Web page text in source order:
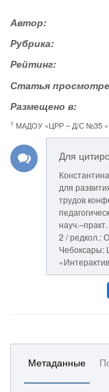
Автор:
Рубрика:
Рейтинг:
Статья
Размещено в:
1 МАДОУ «ЦРР – Д/С №35
Для
для
трудов
2 / редкол.:
Чебоксары:
Метаданные